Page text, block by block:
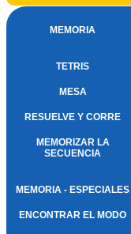
MEMORIA
TETRIS
MESA
RESUELVE Y CORRE
MEMORIZAR LA
SECUENCIA
MEMORIA - ESPECIALES
ENCONTRAR EL MODO